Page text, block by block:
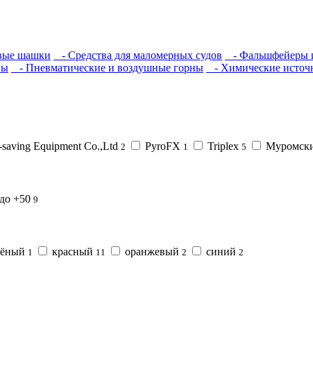
шашки - Средства для маломерных судов - Фальшфейеры
- Пневматические и воздушные горны - Химические
Equipment Co.,Ltd 2 PyroFX 1 Triplex 5
+50 9
1 красный 11 оранжевый 2 синий 2